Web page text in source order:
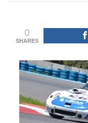
page.
0
SHARES